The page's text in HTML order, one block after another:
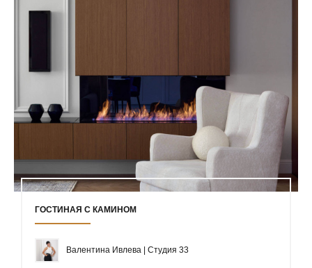
ГОСТИНАЯ С КАМИНОМ
Валентина Ивлева | Студия 33